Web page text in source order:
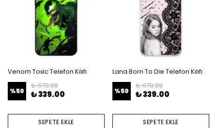
Venom Toxic Telefon Kılıfı
%50
₺ 678.00
₺ 339.00
SEPETE EKLE
Lana Born To Die Telefon Kılıfı
%50
₺ 678.00
₺ 339.00
SEPETE EKLE